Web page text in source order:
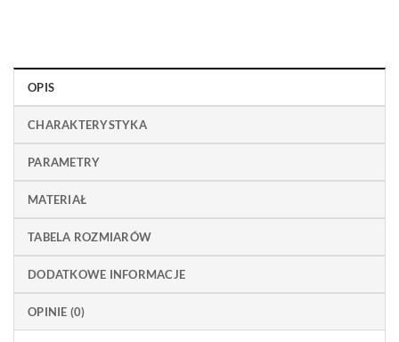
OPIS
CHARAKTERYSTYKA
PARAMETRY
MATERIAŁ
TABELA ROZMIARÓW
DODATKOWE INFORMACJE
OPINIE (0)